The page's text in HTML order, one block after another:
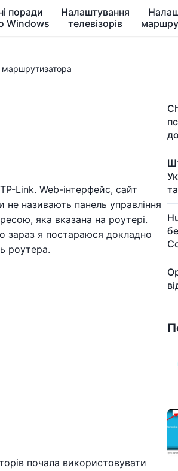
поради
Windows
Налаштування
телевізорів
Link. Web-інтерфейс, сайт
не називають панель управління
яка вказана на роутері.
зараз я постараюся докладно
роутера.
почала використовувати